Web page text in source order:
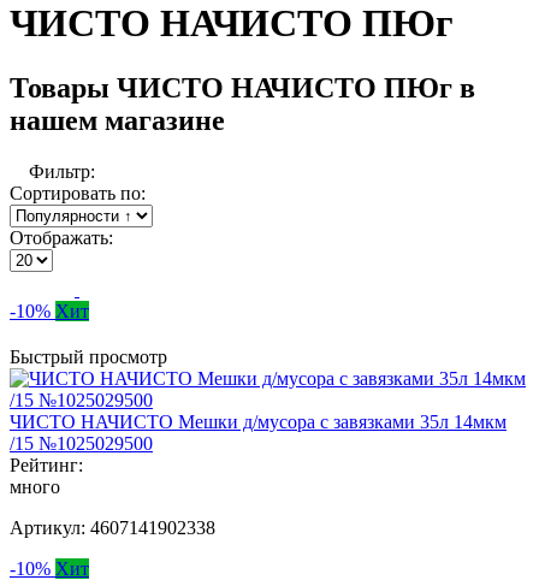
ЧИСТО НАЧИСТО ПЮг
Товары ЧИСТО НАЧИСТО ПЮг в
нашем магазине
Фильтр:
Сортировать по:
Отображать:
-10% Хит
Быстрый просмотр
ЧИСТО НАЧИСТО Мешки д/мусора с завязками 35л 14мкм
/15 №1025029500
Рейтинг:
много
Артикул: 4607141902338
-10% Хит